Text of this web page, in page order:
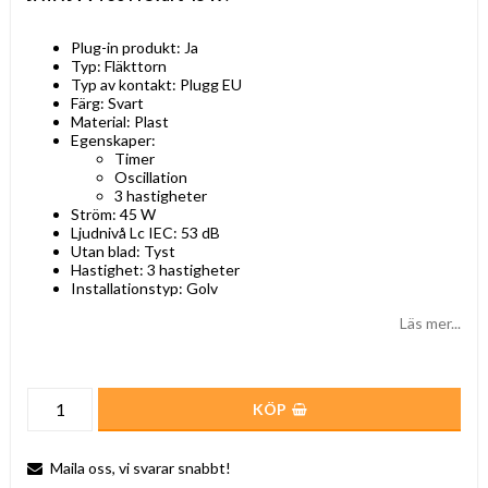
Plug-in produkt: Ja
Typ: Fläkttorn
Typ av kontakt: Plugg EU
Färg: Svart
Material: Plast
Egenskaper:
Timer
Oscillation
3 hastigheter
Ström: 45 W
Ljudnivå Lc IEC: 53 dB
Utan blad: Tyst
Hastighet: 3 hastigheter
Installationstyp: Golv
Läs mer...
KÖP
Maila oss, vi svarar snabbt!